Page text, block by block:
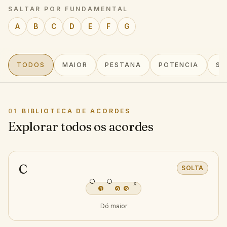
SALTAR POR FUNDAMENTAL
A B C D E F G
TODOS MAIOR PESTANA POTENCIA
01 BIBLIOTECA DE ACORDES
Explorar todos os acordes
C
SOLTA
x
3
2
1
Dó maior